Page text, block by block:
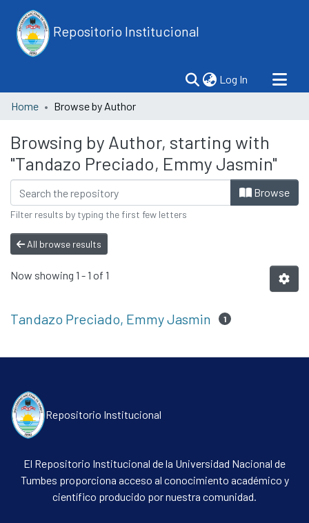
Repositorio Institucional
Log In (current)
Home Browse by Author
Browsing by Author, starting with
"Tandazo Preciado, Emmy Jasmin"
Browse
Filter results by typing the first few letters
All browse results
Now showing 1 - 1 of 1
Tandazo Preciado, Emmy Jasmin 1
Repositorio Institucional
El Repositorio Institucional de la Universidad Nacional de
Tumbes proporciona acceso al conocimiento académico y
científico producido por nuestra comunidad.